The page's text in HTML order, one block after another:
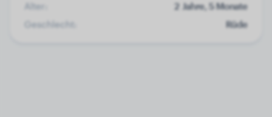
Alter:
2 Jahre, 5 Monate
Geschlecht:
Rüde